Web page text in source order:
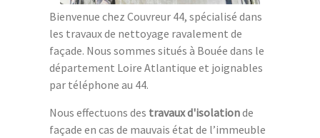
Bienvenue chez Couvreur 44, spécialisé dans
les travaux de nettoyage ravalement de
façade. Nous sommes situés à Bouée dans le
département Loire Atlantique et joignables
par téléphone au 44.
Nous effectuons des travaux d'isolationde
façade en cas de mauvais état de l’immeuble